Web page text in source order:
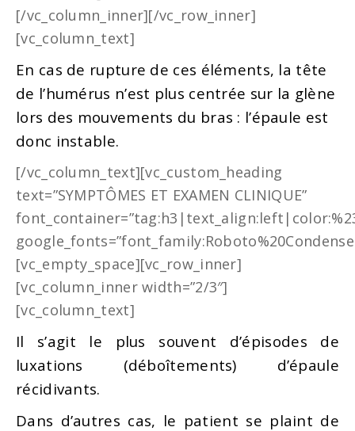
[/vc_column_inner][/vc_row_inner]
[vc_column_text]
En cas de rupture de ces éléments, la tête
de l’humérus n’est plus centrée sur la glène
lors des mouvements du bras : l’épaule est
donc instable.
[/vc_column_text][vc_custom_heading
text=”SYMPTÔMES ET EXAMEN CLINIQUE”
[vc_empty_space][vc_row_inner]
[vc_column_inner width=”2/3″]
[vc_column_text]
Il s’agit le plus souvent d’épisodes de
luxations (déboîtements) d’épaule
récidivants.
Dans d’autres cas, le patient se plaint de